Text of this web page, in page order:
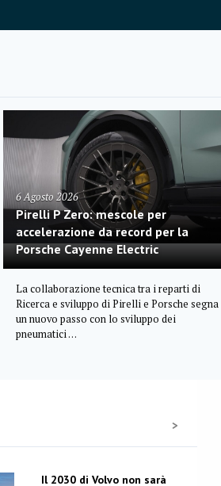
6 Agosto 2026
Pirelli P Zero: mescole per
accelerazione da record per la
Porsche Cayenne Electric
La collaborazione tecnica tra i reparti di
Ricerca e sviluppo di Pirelli e Porsche segna
un nuovo passo con lo sviluppo dei
pneumatici …
Il 2030 di Volvo non sarà